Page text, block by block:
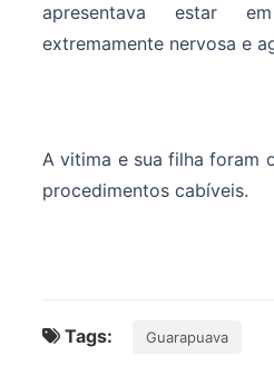
apresentava estar
extremamente nervosa e
A vitima e sua filha foram
procedimentos cabíveis.
Tags: Guarapuava